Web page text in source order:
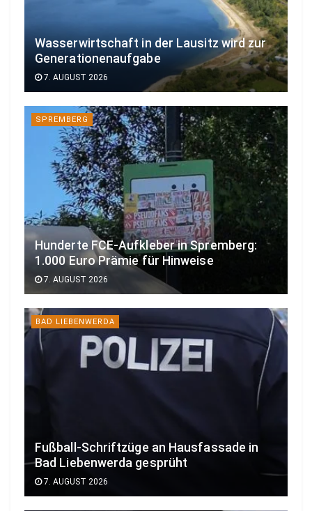
Wasserwirtschaft in der Lausitz wird zur
Generationenaufgabe
7. AUGUST 2026
SPREMBERG
Hunderte FCE-Aufkleber in Spremberg:
1.000 Euro Prämie für Hinweise
7. AUGUST 2026
BAD LIEBENWERDA
Fußball-Schriftzüge an Hausfassade in
Bad Liebenwerda gesprüht
7. AUGUST 2026